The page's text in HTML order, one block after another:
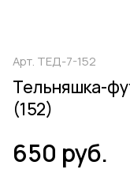
Арт. ТЕД-7-152
Тельняшка-
(152)
650 руб.